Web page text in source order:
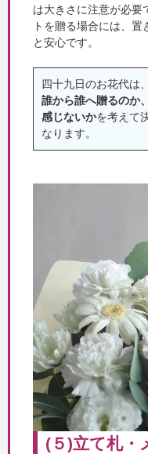
は大きさに注意が必要
トを贈る場合には、
と安心です。
四十九日のお花代は
誰から誰へ贈るのか
感じないかを考えて
なります。
(５)立て札・